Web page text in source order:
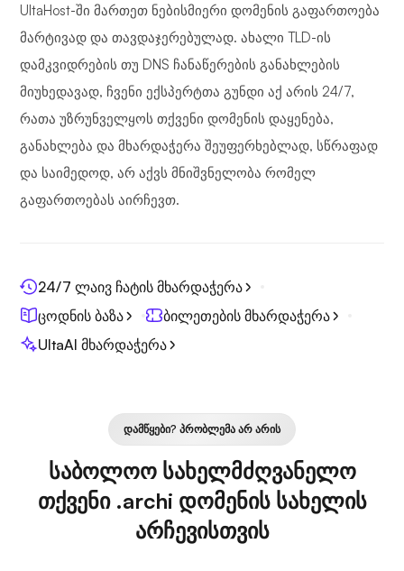
UltaHost-ში მართეთ ნებისმიერი დომენის გაფართოება
მარტივად და თავდაჯერებულად. ახალი TLD-ის
დამკვიდრების თუ DNS ჩანაწერების განახლების
მიუხედავად, ჩვენი ექსპერტთა გუნდი აქ არის 24/7,
რათა უზრუნველყოს თქვენი დომენის დაყენება,
განახლება და მხარდაჭერა შეუფერხებლად, სწრაფად
და საიმედოდ, არ აქვს მნიშვნელობა რომელ
გაფართოებას აირჩევთ.
24/7 ლაივ ჩატის მხარდაჭერა
ცოდნის ბაზა
ბილეთების მხარდაჭერა
UltaAI მხარდაჭერა
ᲓᲐᲛᲬᲧᲔᲑᲘ? ᲞᲠᲝᲑᲚᲔᲛᲐ ᲐᲠ ᲐᲠᲘᲡ
საბოლოო სახელმძღვანელო
თქვენი .archi დომენის სახელის
არჩევისთვის